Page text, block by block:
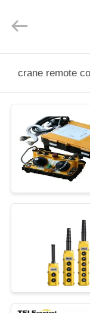
SOBRE
VISITA
FÁBRICA
CONTROL
Eqiupment
Co.,Ltd..
Reserved.
crane remote